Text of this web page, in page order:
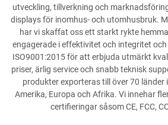
utveckling, tillverkning och
displays för inomhus- och utomhusbruk.
har vi skaffat oss ett starkt rykte
engagerade i effektivitet och integritet
ISO9001:2015 för att erbjuda utmärkt
priser, ärlig service och snabb teknisk
produkter exporteras till över 70 länder
Amerika, Europa och Afrika. Vi innehar
certifieringar såsom CE, FCC,